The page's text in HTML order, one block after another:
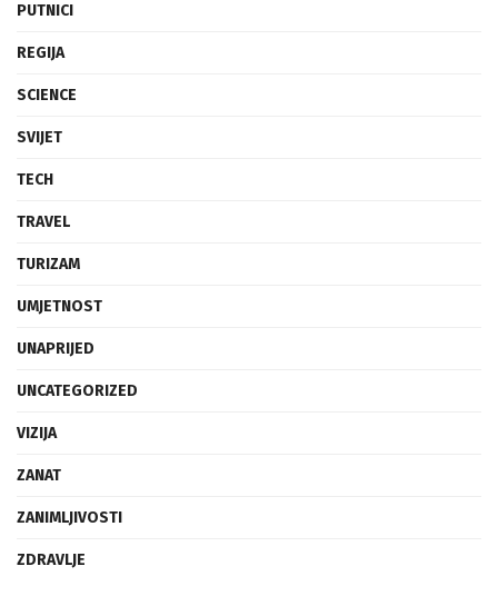
PUTNICI
REGIJA
SCIENCE
SVIJET
TECH
TRAVEL
TURIZAM
UMJETNOST
UNAPRIJED
UNCATEGORIZED
VIZIJA
ZANAT
ZANIMLJIVOSTI
ZDRAVLJE